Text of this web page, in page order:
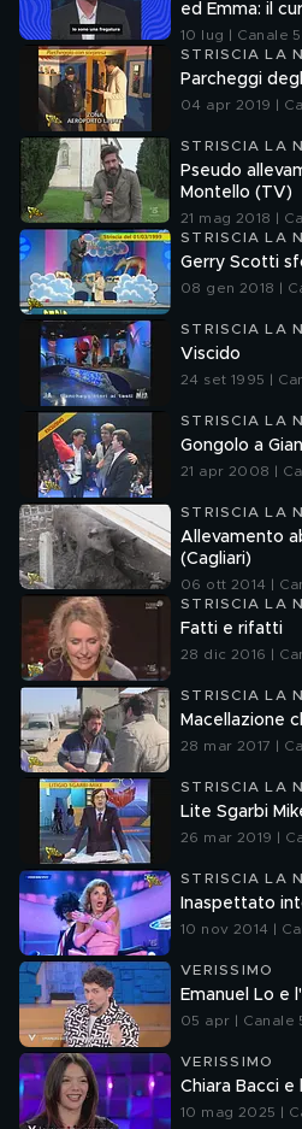
ed Emma: il
10 lug | Canale 5
STRISCIA LA
Parcheggi
04 apr 2019 |
STRISCIA LA
Pseudo
Montello (TV)
21 mag 2018 |
STRISCIA LA
Gerry Scotti
08 gen 2018 |
STRISCIA LA
Viscido
24 set 1995 |
STRISCIA LA
Gongolo a
21 apr 2008 |
STRISCIA LA
Allevamento
(Cagliari)
06 ott 2014 |
STRISCIA LA
Fatti e rifatti
28 dic 2016 |
STRISCIA LA
Macellazione
28 mar 2017 |
STRISCIA LA
Lite Sgarbi
26 mar 2019 |
STRISCIA LA
Inaspettato
10 nov 2014 |
VERISSIMO
Emanuel Lo e
05 apr | Canale
VERISSIMO
Chiara Bacci
10 mag 2025 |